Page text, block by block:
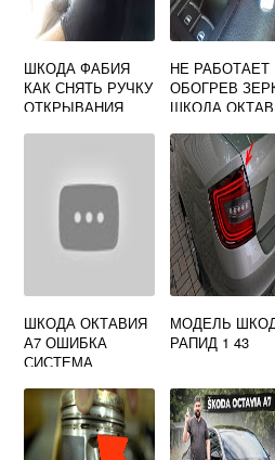
ШКОДА ФАБИЯ
КАК СНЯТЬ РУЧКУ
ОТКРЫВАНИЯ
НЕ РАБОТАЕТ
ОБОГРЕВ
ШКОДА
ШКОДА ОКТАВИЯ
А7 ОШИБКА
СИСТЕМА
ОСВЕЩЕНИЯ AFS
МОДЕЛЬ
РАПИД 1 43